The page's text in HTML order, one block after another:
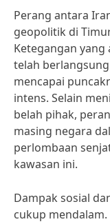
Perang antara
geopolitik di
Ketegangan yang
telah
mencapai
intens. Selain
belah pihak,
masing negara
perlombaan
kawasan ini.
Dampak sosial
cukup